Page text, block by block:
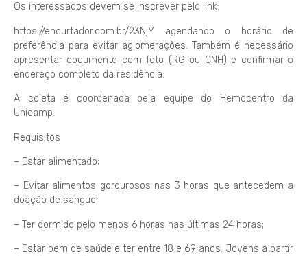
Os interessados devem se inscrever pelo link:
https://encurtador.com.br/23NjY agendando o horário de
preferência para evitar aglomerações. Também é necessário
apresentar documento com foto (RG ou CNH) e confirmar o
endereço completo da residência.
A coleta é coordenada pela equipe do Hemocentro da
Unicamp.
Requisitos
– Estar alimentado;
– Evitar alimentos gordurosos nas 3 horas que antecedem a
doação de sangue;
– Ter dormido pelo menos 6 horas nas últimas 24 horas;
– Estar bem de saúde e ter entre 18 e 69 anos. Jovens a partir